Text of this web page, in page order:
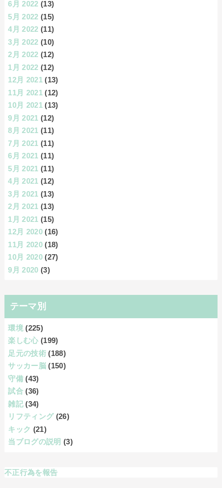
6月 2022 (13)
5月 2022 (15)
4月 2022 (11)
3月 2022 (10)
2月 2022 (12)
1月 2022 (12)
12月 2021 (13)
11月 2021 (12)
10月 2021 (13)
9月 2021 (12)
8月 2021 (11)
7月 2021 (11)
6月 2021 (11)
5月 2021 (11)
4月 2021 (12)
3月 2021 (13)
2月 2021 (13)
1月 2021 (15)
12月 2020 (16)
11月 2020 (18)
10月 2020 (27)
9月 2020 (3)
テーマ別
環境 (225)
楽しむ心 (199)
足元の技術 (188)
サッカー脳 (150)
守備 (43)
試合 (36)
雑記 (34)
リフティング (26)
キック (21)
当ブログの説明 (3)
不正行為を報告